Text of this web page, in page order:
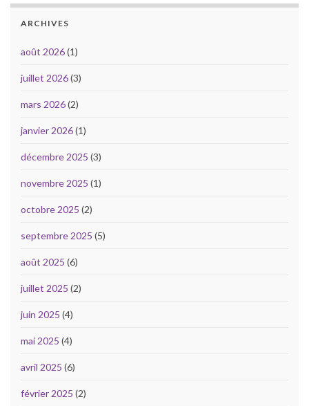
ARCHIVES
août 2026(1)
juillet 2026(3)
mars 2026(2)
janvier 2026(1)
décembre 2025 (3)
novembre 2025 (1)
octobre 2025 (2)
septembre 2025 (5)
août 2025 (6)
juillet 2025 (2)
juin 2025 (4)
mai 2025 (4)
avril 2025 (6)
février 2025 (2)